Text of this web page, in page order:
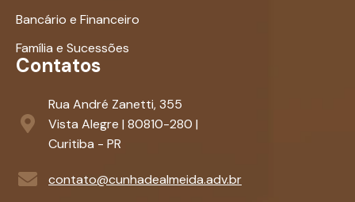
Bancário e Financeiro
Família e Sucessões
Contatos
Rua André Zanetti, 355
Vista Alegre | 80810-280 |
Curitiba - PR
contato@cunhadealmeida.adv.br